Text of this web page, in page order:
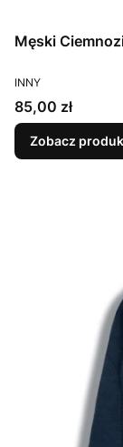
Męski
PRODUCENT
INNY
Cena
85,00 zł
Zobacz